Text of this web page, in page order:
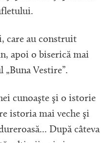
care au construit
apoi o biserică mai
Vestire”.
cunoaşte şi o istorie
istoria mai veche şi
După câteva